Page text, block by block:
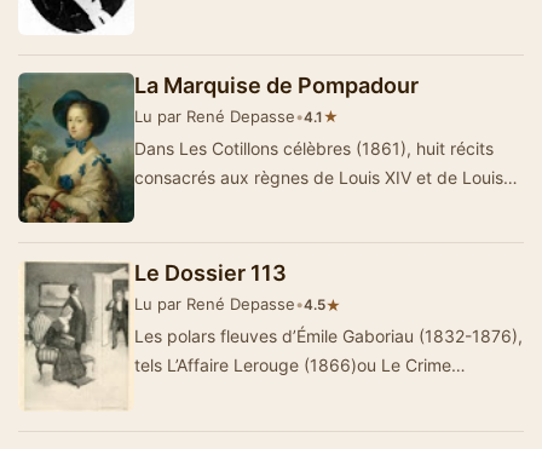
La Marquise de Pompadour
Lu par René Depasse•4.1★
Dans Les Cotillons célèbres (1861), huit récits
consacrés aux règnes de Louis XIV et de Louis
Le Dossier 113
Lu par René Depasse•4.5★
Les polars fleuves d’Émile Gaboriau (1832-1876),
tels L’Affaire Lerouge (1866)ou Le Crime